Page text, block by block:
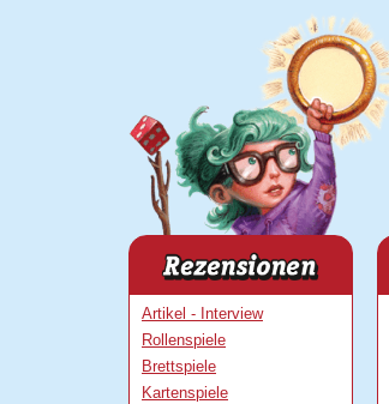
Artikel - Interview
Rollenspiele
Brettspiele
Kartenspiele